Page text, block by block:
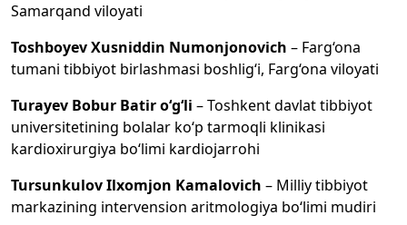
Samarqand viloyati
Toshboyev Xusniddin Numonjonovich – Farg‘ona
tumani tibbiyot birlashmasi boshlig‘i, Farg‘ona viloyati
Turayev Bobur Batir o‘g‘li – Toshkent davlat tibbiyot
universitetining bolalar ko‘p tarmoqli klinikasi
kardioxirurgiya bo‘limi kardiojarrohi
Tursunkulov Ilxomjon Kamalovich – Milliy tibbiyot
markazining intervension aritmologiya bo‘limi mudiri